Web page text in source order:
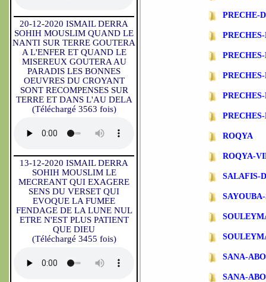
20-12-2020 ISMAIL DERRA
SOHIH MOUSLIM QUAND LE
NANTI SUR TERRE GOUTERA
A L'ENFER ET QUAND LE
MISEREUX GOUTERA AU
PARADIS LES BONNES
OEUVRES DU CROYANT
SONT RECOMPENSES SUR
TERRE ET DANS L'AU DELA
(Téléchargé 3563 fois)
13-12-2020 ISMAIL DERRA
SOHIH MOUSLIM LE
MECREANT QUI EXAGERE
SENS DU VERSET QUI
EVOQUE LA FUMEE
FENDAGE DE LA LUNE NUL
ETRE N'EST PLUS PATIENT
QUE DIEU
(Téléchargé 3455 fois)
PRECHE-
ROQYA
ROQYA-
SALAFIS-
SANA-
SANA-